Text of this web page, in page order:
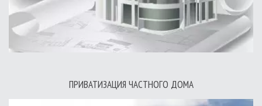
ПРИВАТИЗАЦИЯ ЧАСТНОГО ДОМА